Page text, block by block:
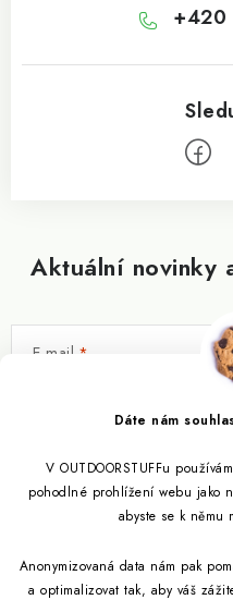
Dáte nám
V OUTDOORSTUFFu
pohodlné prohlížení webu jako
abyste se k němu
Anonymizovaná data nám pak
a optimalizovat tak, aby váš
Aktuální novinky
E-mail
Vložením e-mailu souhlasíte s
+420
Informace pro vás
Outdoor blog
Věrnostní program
Citronela a její účinky